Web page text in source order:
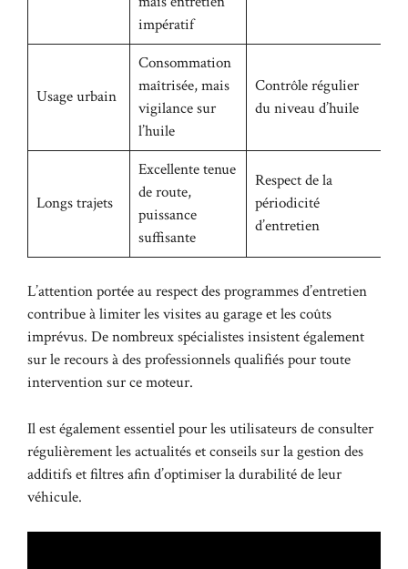
impératif
Usage urbain
Consommation
maîtrisée, mais
vigilance sur
l’huile
Contrôle régulier
du niveau d’huile
Longs trajets
Excellente tenue
de route,
puissance
suffisante
Respect de la
périodicité
d’entretien
L’attention portée au respect des programmes d’entretien
contribue à limiter les visites au garage et les coûts
imprévus. De nombreux spécialistes insistent également
sur le recours à des professionnels qualifiés pour toute
intervention sur ce moteur.
Il est également essentiel pour les utilisateurs de consulter
régulièrement les actualités et conseils sur lagestion des
additifs et filtresafin d’optimiser la durabilité de leur
véhicule.